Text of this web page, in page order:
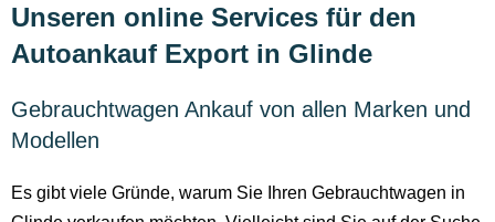
Unseren online Services für den
Autoankauf Export in Glinde
Gebrauchtwagen Ankauf von allen Marken und
Modellen
Es gibt viele Gründe, warum Sie Ihren Gebrauchtwagen in